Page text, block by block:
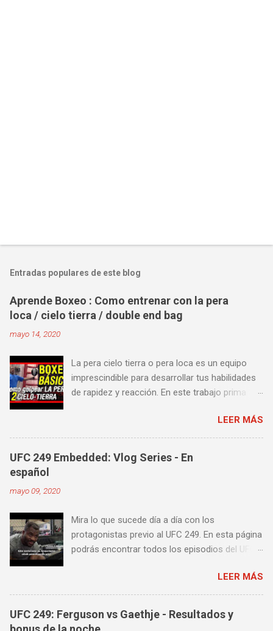
Entradas populares de este blog
Aprende Boxeo : Como entrenar con la pera
loca / cielo tierra / double end bag
mayo 14, 2020
La pera cielo tierra o pera loca es un equipo
imprescindible para desarrollar tus habilidades
de rapidez y reacción. En este trabajo prima
fuerza o la contundencia. Este trabajo también
es fenomenal para desarrollar esquives y
contra golpes a alta velocidad; así como
también las entradas rápidas para acortar
algunos videos donde puedes aprender a
golpear la pera cielo tierra o pera loca. En esta
lista de videos podrás ver diversos tipos de
LEER MÁS
UFC 249 Embedded: Vlog Series - En
español
mayo 09, 2020
Mira lo que sucede día a día con los
protagonistas previo al UFC 249. En esta página
podrás encontrar todos los episodios del UFC
castellano. Te sugiero que estés pendiente ya
que día a día iremos actualizando está pagina
con un nuevo episodio del UFC 249 Embedded:
Vlog Series. Episodio 1 Episodio 2
LEER MÁS
UFC 249: Ferguson vs Gaethje - Resultados y